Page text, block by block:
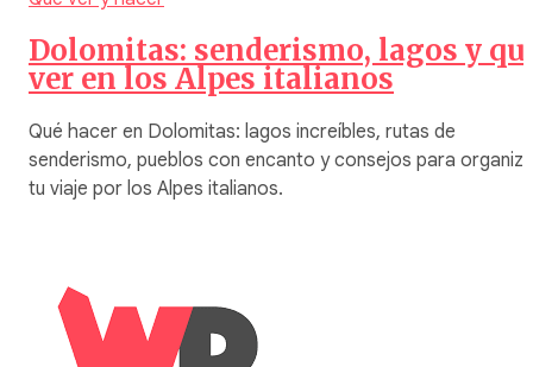
Dolomitas: senderismo, lagos y
ver en los Alpes italianos
Qué hacer en Dolomitas: lagos increíbles, rutas de
senderismo, pueblos con encanto y consejos para
tu viaje por los Alpes italianos.